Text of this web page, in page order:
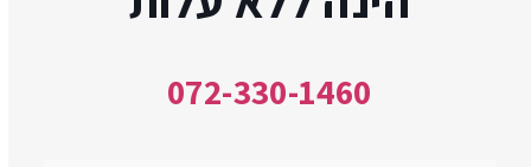
072-330-1460